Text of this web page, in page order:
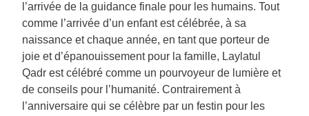
l’arrivée de la guidance finale pour les humains. Tout
comme l’arrivée d’un enfant est célébrée, à sa
naissance et chaque année, en tant que porteur de
joie et d’épanouissement pour la famille, Laylatul
Qadr est célébré comme un pourvoyeur de lumière et
de conseils pour l’humanité. Contrairement à
l’anniversaire qui se célèbre par un festin pour les